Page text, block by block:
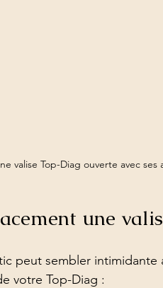
valise Top-Diag ouverte avec ses
une
peut sembler
votre Top-Diag :